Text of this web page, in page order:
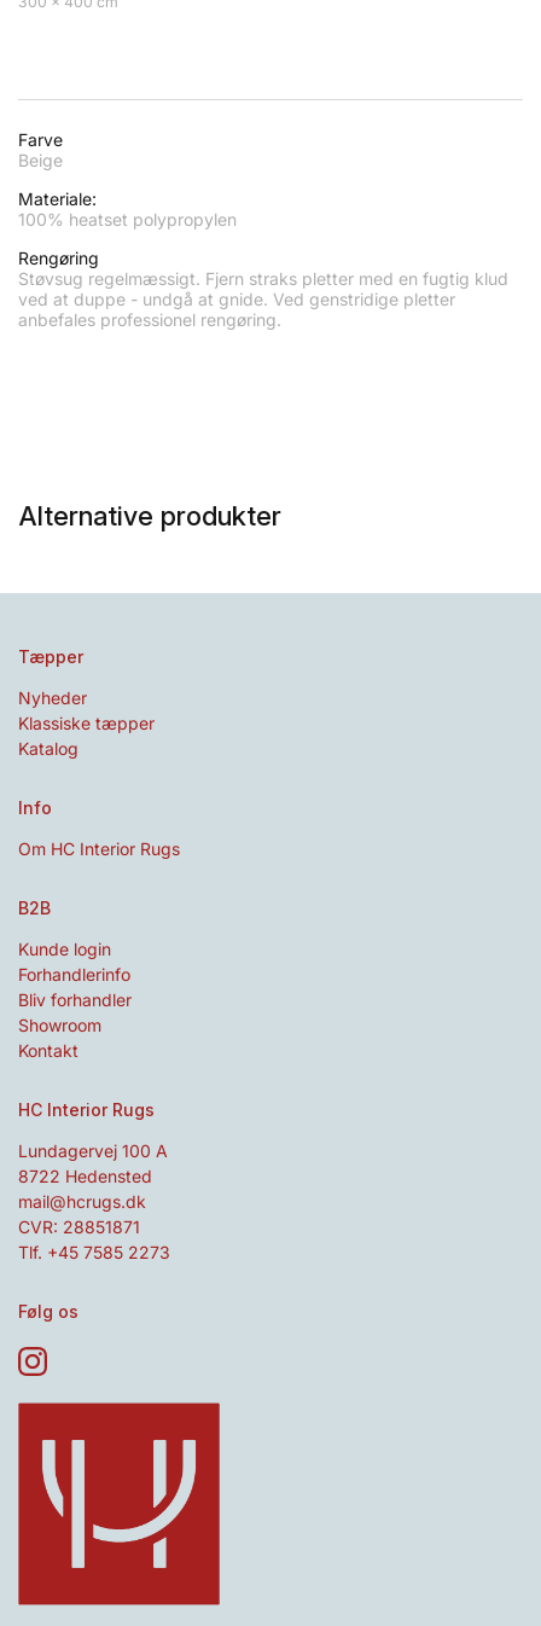
Farve
Beige
Materiale:
100% heatset polypropylen
Rengøring
Støvsug regelmæssigt. Fjern straks pletter med en fugtig klud
ved at duppe - undgå at gnide. Ved genstridige pletter
anbefales professionel rengøring.
Alternative produkter
Tæpper
Nyheder
Klassiske tæpper
Katalog
Info
Om HC Interior Rugs
B2B
Kunde login
Forhandlerinfo
Bliv forhandler
Showroom
Kontakt
HC Interior Rugs
Lundagervej 100 A
8722 Hedensted
mail@hcrugs.dk
CVR: 28851871
Tlf. +45 7585 2273
Følg os